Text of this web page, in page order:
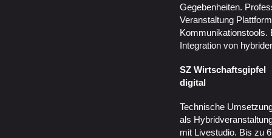
Gegebenheiten.
Veranstaltung
Kommunikationstools.
Integration von
SZ Wirtschaftsgipfel
digital
Technische
als
mit Livestudio. Bis zu 6